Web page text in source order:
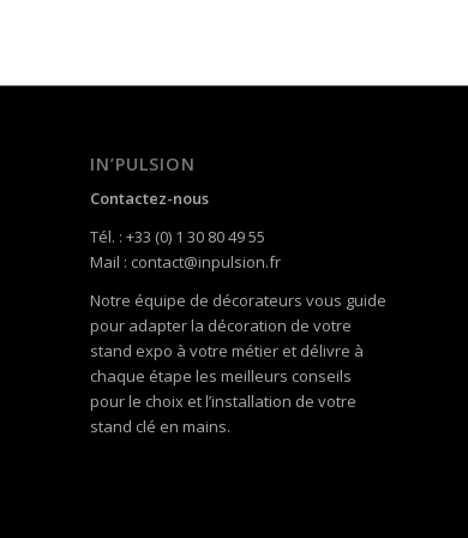
IN’PULSION
Contactez-nous
Tél. : +33 (0) 1 30 80 49 55
Mail : contact@inpulsion.fr
Notre équipe de décorateurs vous guide
pour adapter la décoration de votre
stand expo à votre métier et délivre à
chaque étape les meilleurs conseils
pour le choix et l’installation de votre
stand clé en mains.